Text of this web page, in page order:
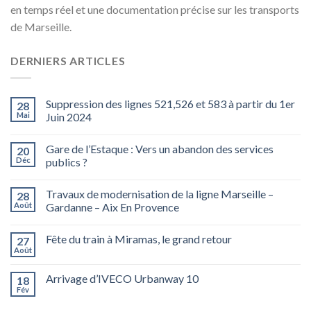
en temps réel et une documentation précise sur les transports
de Marseille.
DERNIERS ARTICLES
28
Mai
Suppression des lignes 521,526 et 583 à partir du 1er
Juin 2024
20
Déc
Gare de l’Estaque : Vers un abandon des services
publics ?
28
Août
Travaux de modernisation de la ligne Marseille –
Gardanne – Aix En Provence
27
Août
Fête du train à Miramas, le grand retour
18
Fév
Arrivage d’IVECO Urbanway 10